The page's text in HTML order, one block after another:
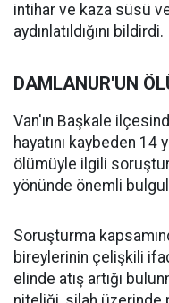
intihar ve kaza süsü
aydınlatıldığını bildirdi.
DAMLANUR'UN
Van'ın Başkale
hayatını kaybeden 14
ölümüyle ilgili
yönünde önemli
Soruşturma
bireylerinin çelişkili
elinde atış artığı